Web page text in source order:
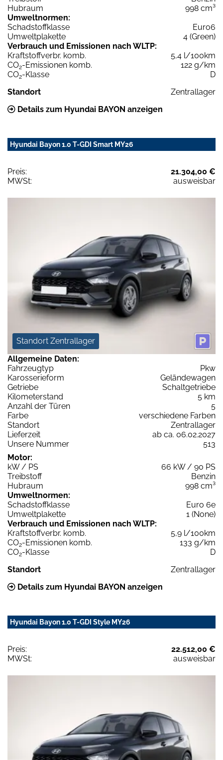
Hubraum
998 cm³
Umweltnormen:
Schadstoffklasse
Euro6
Umweltplakette
4 (Green)
Verbrauch und Emissionen nach WLTP:
Kraftstoffverbr. komb.
5,4 l/100km
CO2-Emissionen komb.
122 g/km
CO2-Klasse
D
Standort
Zentrallager
Details zum Hyundai BAYON anzeigen
Hyundai Bayon 1.0 T-GDI Smart MY26
Preis:
21.304,00 €
MWSt:
ausweisbar
Standort Zentrallager
Allgemeine Daten:
Fahrzeugtyp
Pkw
Karosserieform
Geländewagen
Getriebe
Schaltgetriebe
Kilometerstand
5 km
Anzahl der Türen
5
Farbe
verschiedene Farben
Standort
Zentrallager
Lieferzeit
ab ca. 06.02.2027
Unsere Nummer
513
Motor:
kW / PS
66 kW / 90 PS
Treibstoff
Benzin
Hubraum
998 cm³
Umweltnormen:
Schadstoffklasse
Euro 6e
Umweltplakette
1 (None)
Verbrauch und Emissionen nach WLTP:
Kraftstoffverbr. komb.
5,9 l/100km
CO2-Emissionen komb.
133 g/km
CO2-Klasse
D
Standort
Zentrallager
Details zum Hyundai BAYON anzeigen
Hyundai Bayon 1.0 T-GDI Style MY26
Preis:
22.512,00 €
MWSt:
ausweisbar